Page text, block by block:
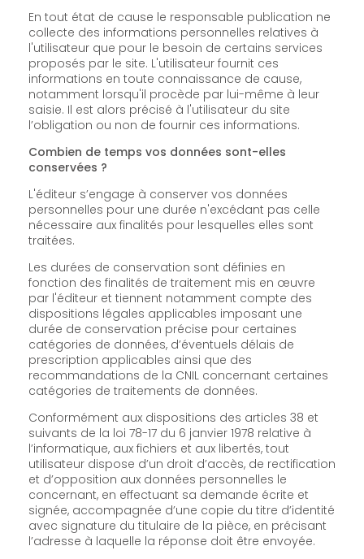
En tout état de cause le responsable publication ne
collecte des informations personnelles relatives à
l'utilisateur que pour le besoin de certains services
proposés par le site. L'utilisateur fournit ces
informations en toute connaissance de cause,
notamment lorsqu'il procède par lui-même à leur
saisie. Il est alors précisé à l'utilisateur du site
l’obligation ou non de fournir ces informations.
Combien de temps vos données sont-elles
conservées ?
L'éditeur s’engage à conserver vos données
personnelles pour une durée n'excédant pas celle
nécessaire aux finalités pour lesquelles elles sont
traitées.
Les durées de conservation sont définies en
fonction des finalités de traitement mis en œuvre
par l'éditeur et tiennent notamment compte des
dispositions légales applicables imposant une
durée de conservation précise pour certaines
catégories de données, d’éventuels délais de
prescription applicables ainsi que des
recommandations de la CNIL concernant certaines
catégories de traitements de données.
Conformément aux dispositions des articles 38 et
suivants de la loi 78-17 du 6 janvier 1978 relative à
l’informatique, aux fichiers et aux libertés, tout
utilisateur dispose d’un droit d’accès, de rectification
et d’opposition aux données personnelles le
concernant, en effectuant sa demande écrite et
signée, accompagnée d’une copie du titre d’identité
avec signature du titulaire de la pièce, en précisant
l’adresse à laquelle la réponse doit être envoyée.